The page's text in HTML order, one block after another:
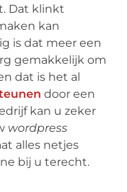
Dat klinkt
kan
is dat meer een
gemakkelijk om
dat is het al
door een
kan u zeker
wordpress
alles netjes
bij u terecht.